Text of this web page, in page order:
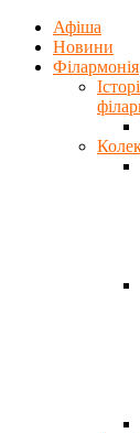
Афіша
Новини
Філармонія